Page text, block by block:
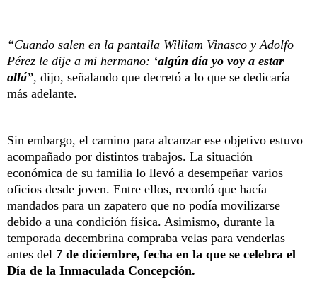
“Cuando salen en la pantalla William Vinasco y Adolfo
Pérez le dije a mi hermano: ‘algún día yo voy a estar
allá”, dijo, señalando que decretó a lo que se dedicaría
más adelante.
Sin embargo, el camino para alcanzar ese objetivo estuvo
acompañado por distintos trabajos. La situación
económica de su familia lo llevó a desempeñar varios
oficios desde joven. Entre ellos, recordó que hacía
mandados para un zapatero que no podía movilizarse
debido a una condición física. Asimismo, durante la
temporada decembrina compraba velas para venderlas
antes del 7 de diciembre, fecha en la que se celebra el
Día de la Inmaculada Concepción.